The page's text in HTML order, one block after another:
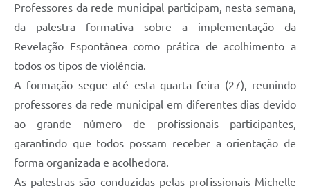
Professores da rede municipal participam, nesta semana,
da palestra formativa sobre a implementação da
Revelação Espontânea como prática de acolhimento a
todos os tipos de violência.
A formação segue até esta quarta feira (27), reunindo
professores da rede municipal em diferentes dias devido
ao grande número de profissionais participantes,
garantindo que todos possam receber a orientação de
forma organizada e acolhedora.
As palestras são conduzidas pelas profissionais Michelle